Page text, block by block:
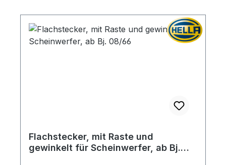
Flachstecker, mit Raste und
gewinkelt für Scheinwerfer, ab Bj.